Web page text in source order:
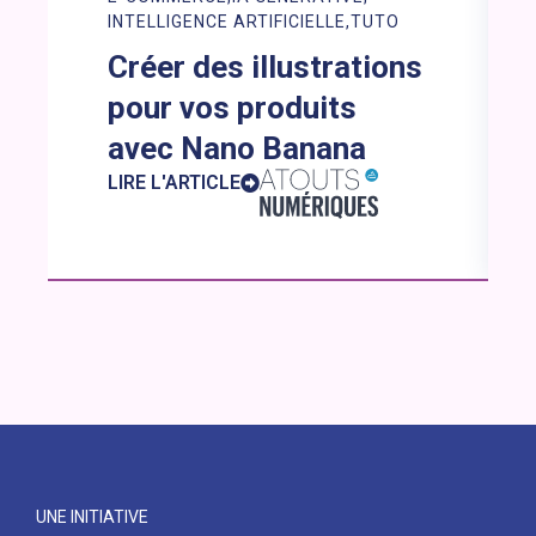
INTELLIGENCE ARTIFICIELLE TUTO
Créer des illustrations
pour vos produits
avec Nano Banana
LIRE L'ARTICLE
UNE INITIATIVE